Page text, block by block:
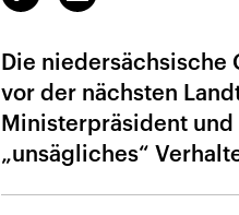
Die niedersächsische
vor der nächsten
Ministerpräsident und
„unsägliches“